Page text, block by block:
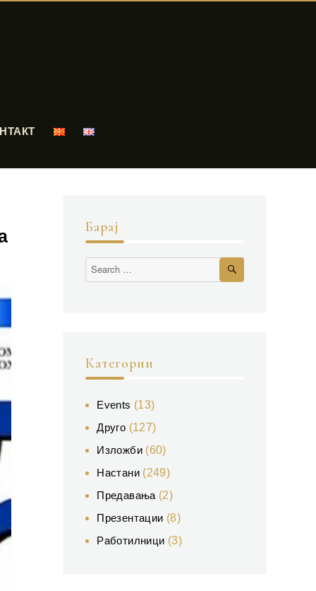
Барај
Search
Search
Категории
Events (13)
Друго (127)
Изложби(60)
Настани(249)
Предавања (2)
Презентации (8)
Работилници (3)